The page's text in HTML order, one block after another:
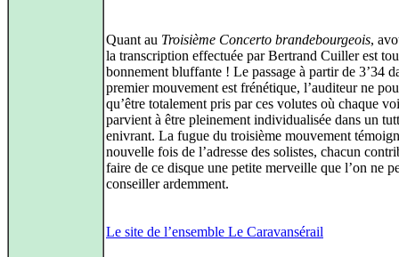
Quant au Troisième Concerto brandebourgeois,
la transcription effectuée par Bertrand Cuiller est
bonnement bluffante ! Le passage à partir de 3’34
premier mouvement est frénétique, l’auditeur ne
qu’être totalement pris par ces volutes où chaque
parvient à être pleinement individualisée dans un
enivrant. La fugue du troisième mouvement
nouvelle fois de l’adresse des solistes, chacun
faire de ce disque une petite merveille que l’on ne
conseiller ardemment.
Le site de l’ensemble Le Caravansérail